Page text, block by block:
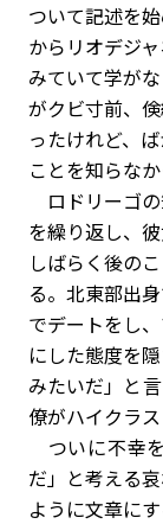
ついて記述を
からリオデジ
みていて学が
がクビ寸前、
ったけれど、
ことを知らなか
ロドリーゴ
を繰り返し、
しばらく後の
る。北東部出
でデートをし
にした態度を
みたいだ」と
僚がハイクラ
ついに不幸
だ」と考える
ように文章に